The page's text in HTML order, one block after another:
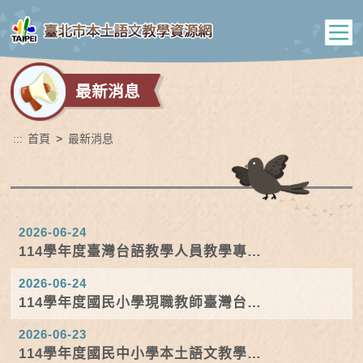
最新消息
::: 首頁 > 最新消息
2026-06-24
114學年度臺灣台語教學人員教學專業
培訓-回流課程實施計畫
2026-06-24
114學年度國民小學現職教師臺灣台語
認證(字音字形)增能...
2026-06-23
114學年度國民中小學本土語文教學支